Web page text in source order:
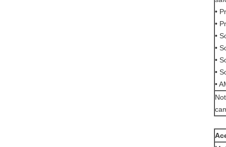
•
•
•
•
•
•
•